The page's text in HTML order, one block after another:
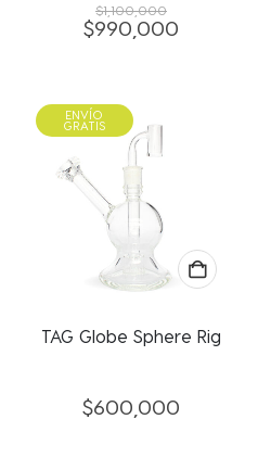
$1,100,000
El
era:
$1,100,000.
$990,000
ENVÍO
GRATIS
TAG Globe Sphere Rig
$600,000